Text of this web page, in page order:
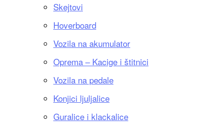
Skejtovi
Hoverboard
Vozila na akumulator
Oprema – Kacige i štitnici
Vozila na pedale
Konjici ljuljalice
Guralice i klackalice